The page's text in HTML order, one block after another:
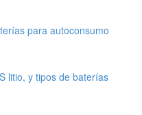
para autoconsumo
litio, y tipos de baterías